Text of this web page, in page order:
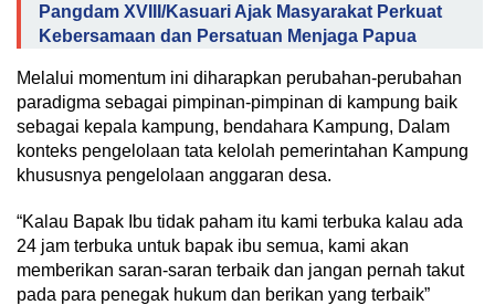
Pangdam XVIII/Kasuari Ajak Masyarakat Perkuat
Kebersamaan dan Persatuan Menjaga Papua
Melalui momentum ini diharapkan perubahan-perubahan
paradigma sebagai pimpinan-pimpinan di kampung baik
sebagai kepala kampung, bendahara Kampung, Dalam
konteks pengelolaan tata kelolah pemerintahan Kampung
khususnya pengelolaan anggaran desa.
“Kalau Bapak Ibu tidak paham itu kami terbuka kalau ada
24 jam terbuka untuk bapak ibu semua, kami akan
memberikan saran-saran terbaik dan jangan pernah takut
pada para penegak hukum dan berikan yang terbaik”